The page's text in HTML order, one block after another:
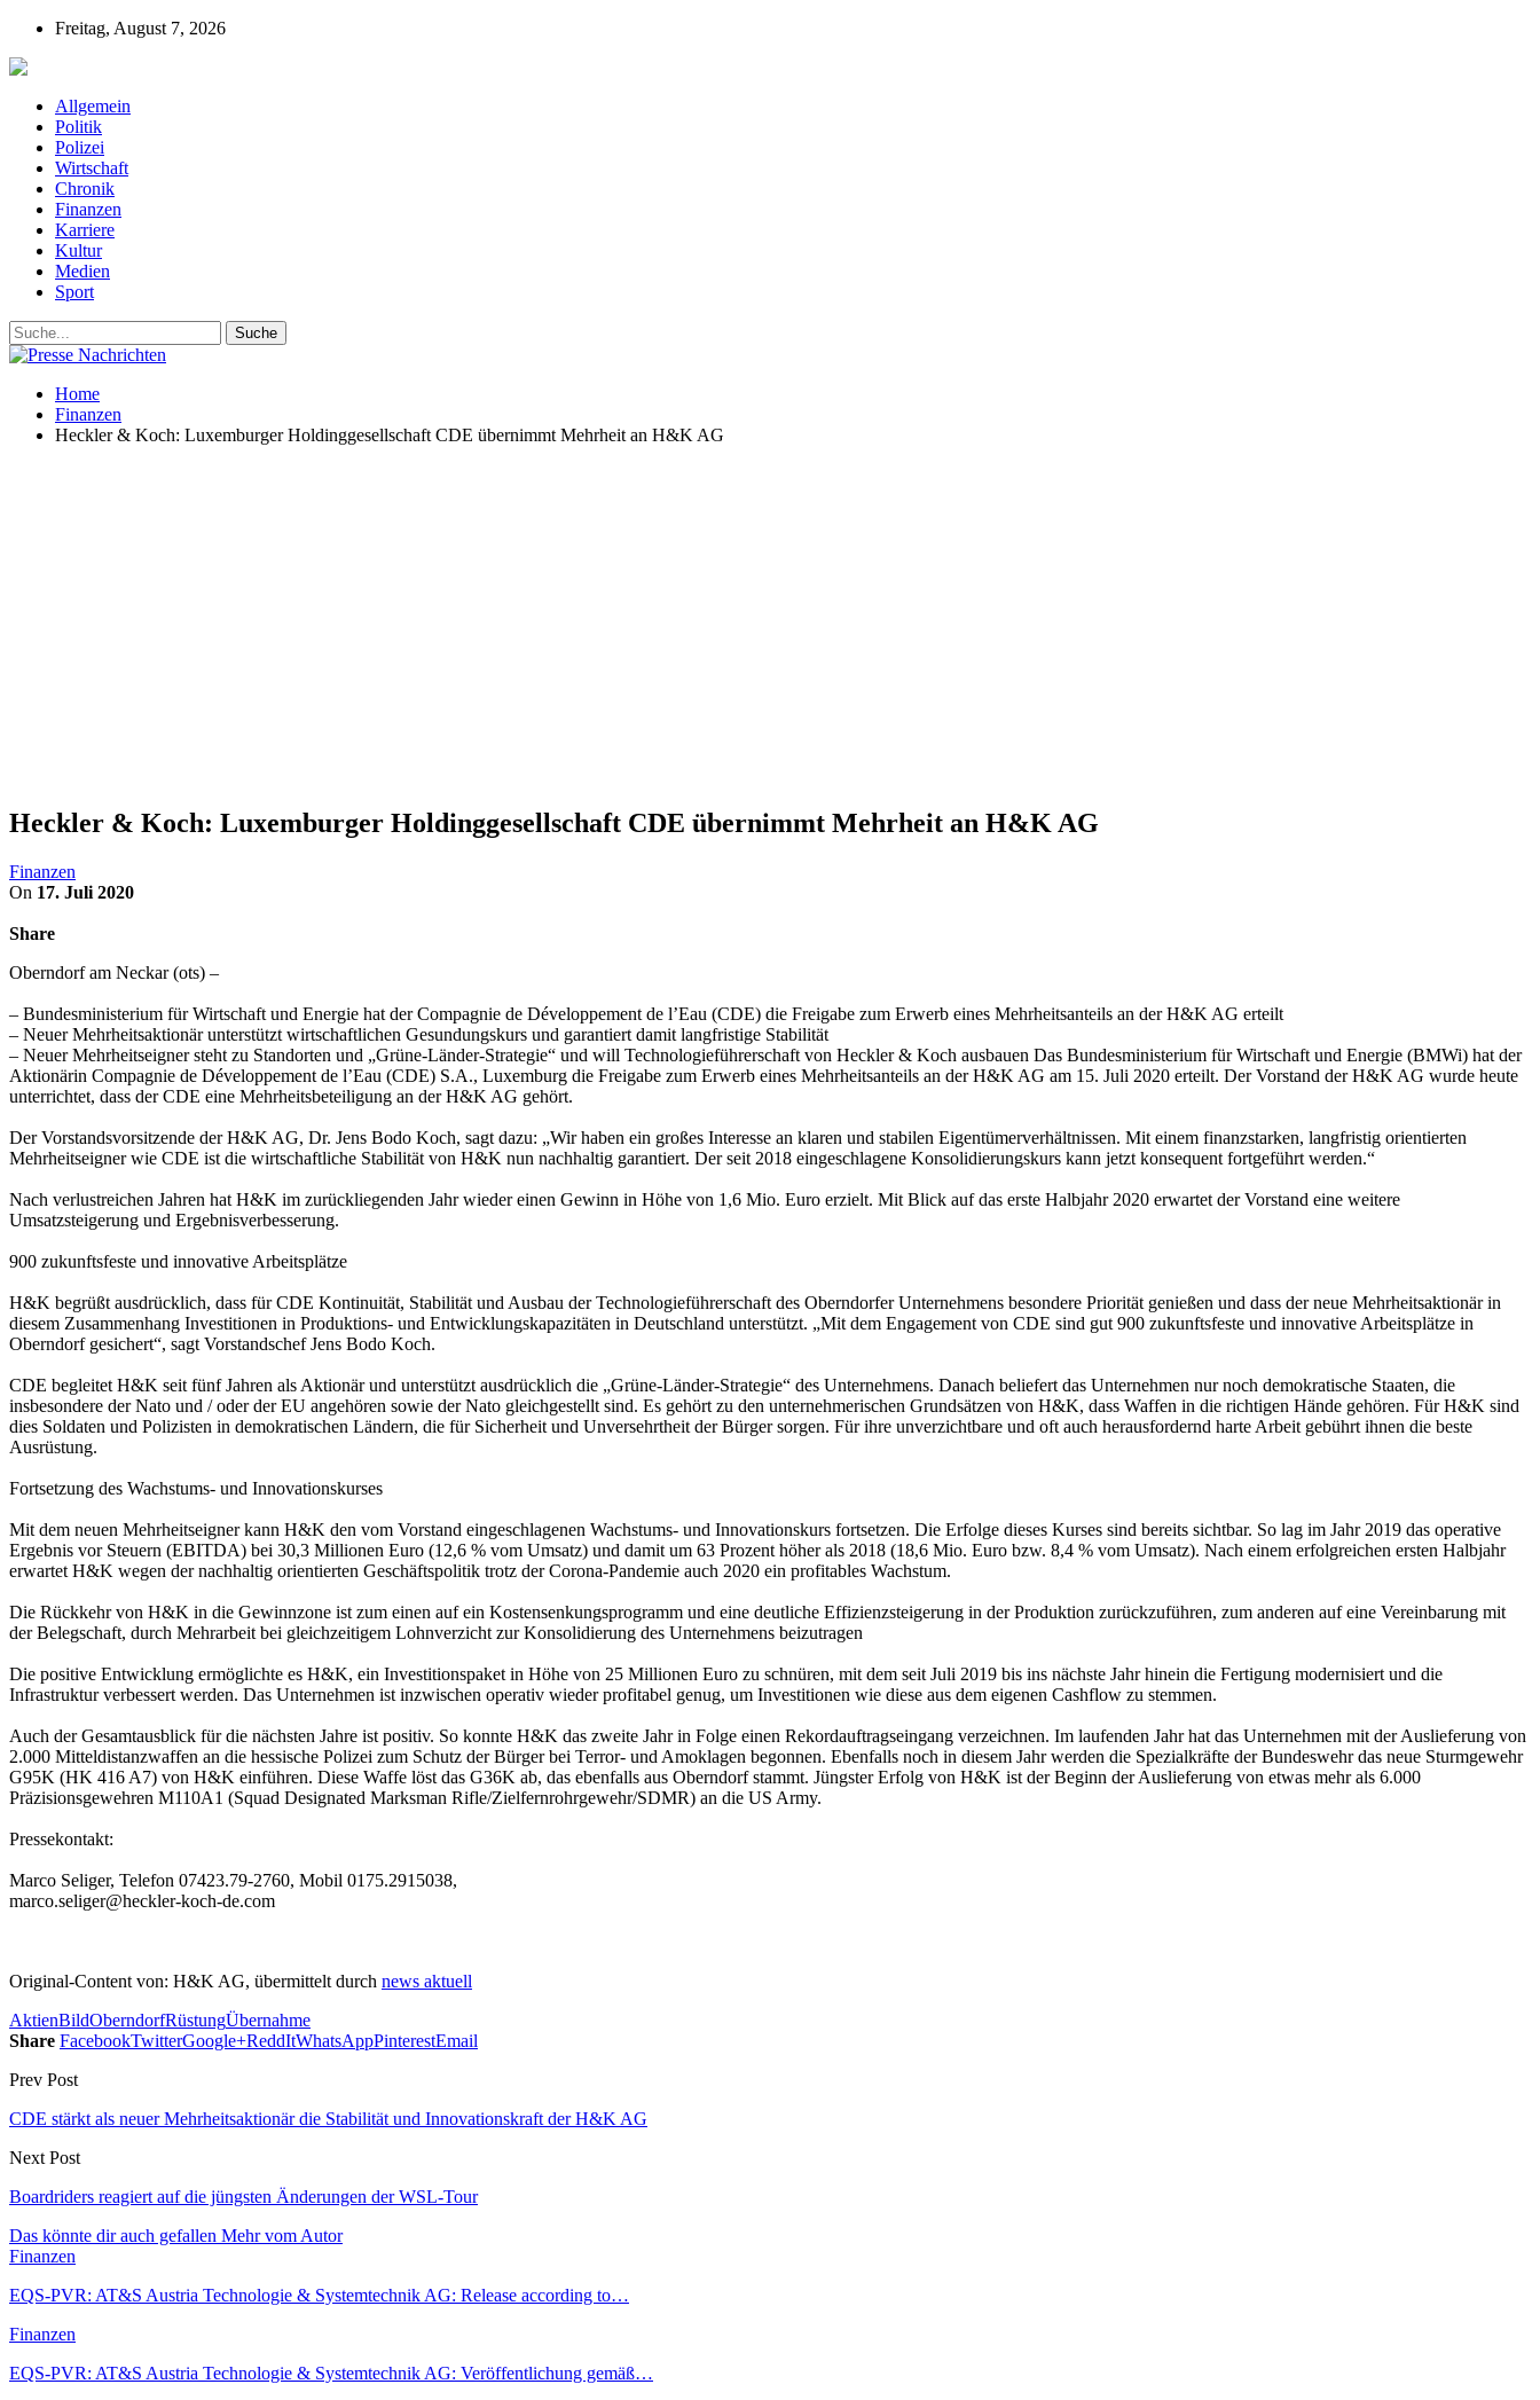
Freitag, August 7, 2026
Allgemein
Politik
Polizei
Wirtschaft
Chronik
Finanzen
Karriere
Kultur
Medien
Sport
Home
Finanzen
Heckler & Koch: Luxemburger Holdinggesellschaft CDE übernimmt Mehrheit an H&K AG
Heckler & Koch: Luxemburger Holdinggesellschaft CDE übernimmt Mehrheit an H&K AG
Finanzen
On 17. Juli 2020
Share
Oberndorf am Neckar (ots) –
– Bundesministerium für Wirtschaft und Energie hat der Compagnie de Développement de l’Eau (CDE) die Freigabe zum Erwerb eines Mehrheitsanteils an der H&K AG erteilt
– Neuer Mehrheitsaktionär unterstützt wirtschaftlichen Gesundungskurs und garantiert damit langfristige Stabilität
– Neuer Mehrheitseigner steht zu Standorten und „Grüne-Länder-Strategie“ und will Technologieführerschaft von Heckler & Koch ausbauen Das Bundesministerium für Wirtschaft und Energie (BMWi) hat der
Aktionärin Compagnie de Développement de l’Eau (CDE) S.A., Luxemburg die Freigabe zum Erwerb eines Mehrheitsanteils an der H&K AG am 15. Juli 2020 erteilt. Der Vorstand der H&K AG wurde heute
unterrichtet, dass der CDE eine Mehrheitsbeteiligung an der H&K AG gehört.
Der Vorstandsvorsitzende der H&K AG, Dr. Jens Bodo Koch, sagt dazu: „Wir haben ein großes Interesse an klaren und stabilen Eigentümerverhältnissen. Mit einem finanzstarken, langfristig orientierten
Mehrheitseigner wie CDE ist die wirtschaftliche Stabilität von H&K nun nachhaltig garantiert. Der seit 2018 eingeschlagene Konsolidierungskurs kann jetzt konsequent fortgeführt werden.“
Nach verlustreichen Jahren hat H&K im zurückliegenden Jahr wieder einen Gewinn in Höhe von 1,6 Mio. Euro erzielt. Mit Blick auf das erste Halbjahr 2020 erwartet der Vorstand eine weitere
Umsatzsteigerung und Ergebnisverbesserung.
900 zukunftsfeste und innovative Arbeitsplätze
H&K begrüßt ausdrücklich, dass für CDE Kontinuität, Stabilität und Ausbau der Technologieführerschaft des Oberndorfer Unternehmens besondere Priorität genießen und dass der neue Mehrheitsaktionär in
diesem Zusammenhang Investitionen in Produktions- und Entwicklungskapazitäten in Deutschland unterstützt. „Mit dem Engagement von CDE sind gut 900 zukunftsfeste und innovative Arbeitsplätze in
Oberndorf gesichert“, sagt Vorstandschef Jens Bodo Koch.
CDE begleitet H&K seit fünf Jahren als Aktionär und unterstützt ausdrücklich die „Grüne-Länder-Strategie“ des Unternehmens. Danach beliefert das Unternehmen nur noch demokratische Staaten, die
insbesondere der Nato und / oder der EU angehören sowie der Nato gleichgestellt sind. Es gehört zu den unternehmerischen Grundsätzen von H&K, dass Waffen in die richtigen Hände gehören. Für H&K sind
dies Soldaten und Polizisten in demokratischen Ländern, die für Sicherheit und Unversehrtheit der Bürger sorgen. Für ihre unverzichtbare und oft auch herausfordernd harte Arbeit gebührt ihnen die beste
Ausrüstung.
Fortsetzung des Wachstums- und Innovationskurses
Mit dem neuen Mehrheitseigner kann H&K den vom Vorstand eingeschlagenen Wachstums- und Innovationskurs fortsetzen. Die Erfolge dieses Kurses sind bereits sichtbar. So lag im Jahr 2019 das operative
Ergebnis vor Steuern (EBITDA) bei 30,3 Millionen Euro (12,6 % vom Umsatz) und damit um 63 Prozent höher als 2018 (18,6 Mio. Euro bzw. 8,4 % vom Umsatz). Nach einem erfolgreichen ersten Halbjahr
erwartet H&K wegen der nachhaltig orientierten Geschäftspolitik trotz der Corona-Pandemie auch 2020 ein profitables Wachstum.
Die Rückkehr von H&K in die Gewinnzone ist zum einen auf ein Kostensenkungsprogramm und eine deutliche Effizienzsteigerung in der Produktion zurückzuführen, zum anderen auf eine Vereinbarung mit
der Belegschaft, durch Mehrarbeit bei gleichzeitigem Lohnverzicht zur Konsolidierung des Unternehmens beizutragen
Die positive Entwicklung ermöglichte es H&K, ein Investitionspaket in Höhe von 25 Millionen Euro zu schnüren, mit dem seit Juli 2019 bis ins nächste Jahr hinein die Fertigung modernisiert und die
Infrastruktur verbessert werden. Das Unternehmen ist inzwischen operativ wieder profitabel genug, um Investitionen wie diese aus dem eigenen Cashflow zu stemmen.
Auch der Gesamtausblick für die nächsten Jahre ist positiv. So konnte H&K das zweite Jahr in Folge einen Rekordauftragseingang verzeichnen. Im laufenden Jahr hat das Unternehmen mit der Auslieferung von
2.000 Mitteldistanzwaffen an die hessische Polizei zum Schutz der Bürger bei Terror- und Amoklagen begonnen. Ebenfalls noch in diesem Jahr werden die Spezialkräfte der Bundeswehr das neue Sturmgewehr
G95K (HK 416 A7) von H&K einführen. Diese Waffe löst das G36K ab, das ebenfalls aus Oberndorf stammt. Jüngster Erfolg von H&K ist der Beginn der Auslieferung von etwas mehr als 6.000
Präzisionsgewehren M110A1 (Squad Designated Marksman Rifle/Zielfernrohrgewehr/SDMR) an die US Army.
Pressekontakt:
Marco Seliger, Telefon 07423.79-2760, Mobil 0175.2915038,
marco.seliger@heckler-koch-de.com
Original-Content von: H&K AG, übermittelt durch news aktuell
AktienBildOberndorfRüstungÜbernahme
Share FacebookTwitterGoogle+ReddItWhatsAppPinterestEmail
Prev Post
CDE stärkt als neuer Mehrheitsaktionär die Stabilität und Innovationskraft der H&K AG
Next Post
Boardriders reagiert auf die jüngsten Änderungen der WSL-Tour
Das könnte dir auch gefallen Mehr vom Autor
Finanzen
EQS-PVR: AT&S Austria Technologie & Systemtechnik AG: Release according to…
Finanzen
EQS-PVR: AT&S Austria Technologie & Systemtechnik AG: Veröffentlichung gemäß…